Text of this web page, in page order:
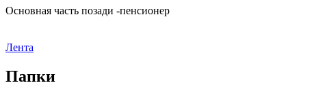
Основная часть позади -пенсионер
Лента
Папки